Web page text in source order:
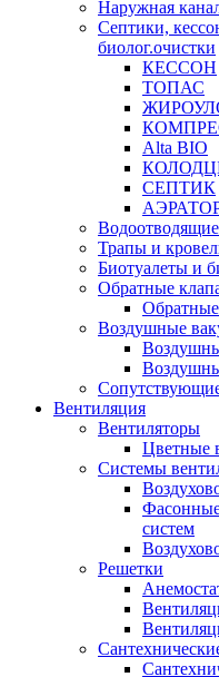
Наружная
Септики,
биолог.очистки
КЕССОН
ТОПАС
Alta BIO
СЕПТИК
Трапы и
Биотуалеты и
Обратные
Воздушные
Вентиляция
Вентиляторы
Цветные
Системы
систем
Решетки